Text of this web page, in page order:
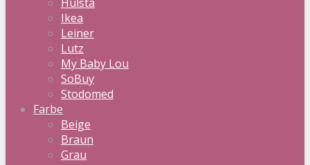
Ikea
Leiner
Lutz
My Baby Lou
SoBuy
Stodomed
Farbe
Beige
Braun
Grau